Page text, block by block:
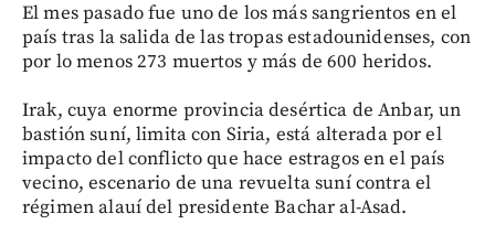
El mes pasado fue uno de los más sangrientos en el
país tras la salida de las tropas estadounidenses, con
por lo menos 273 muertos y más de 600 heridos.
Irak, cuya enorme provincia desértica de Anbar, un
bastión suní, limita con Siria, está alterada por el
impacto del conflicto que hace estragos en el país
vecino, escenario de una revuelta suní contra el
régimen alauí del presidente Bachar al-Asad.